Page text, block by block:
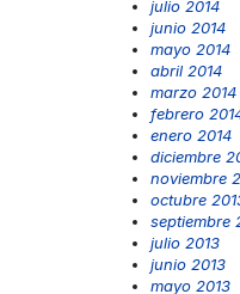
julio 2014
junio 2014
mayo 2014
abril 2014
marzo 2014
febrero
enero 2014
diciembre
noviembre
octubre
septiembre
julio 2013
junio 2013
mayo 2013